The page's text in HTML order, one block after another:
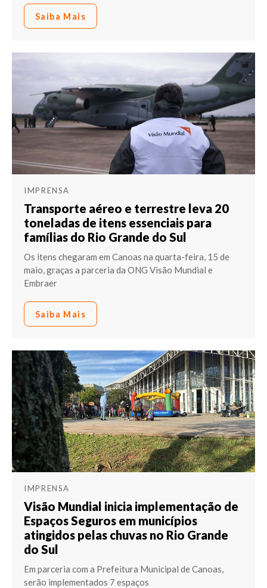
Saiba Mais
IMPRENSA
Transporte aéreo e terrestre leva 20
toneladas de itens essenciais para
famílias do Rio Grande do Sul
Os itens chegaram em Canoas na quarta-feira, 15 de
maio, graças a parceria da ONG Visão Mundial e
Embraer
Saiba Mais
IMPRENSA
Visão Mundial inicia implementação de
Espaços Seguros em municípios
atingidos pelas chuvas no Rio Grande
do Sul
Em parceria com a Prefeitura Municipal de Canoas,
serão implementados 7 espaços